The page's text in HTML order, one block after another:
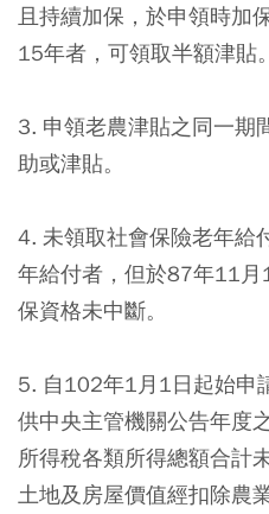
且持續加保，於申領時加
15年者，可領取半額津貼。
3. 申領老農津貼之同一期
助或津貼。
4. 未領取社會保險老年給
年給付者，但於87年11
保資格未中斷。
5. 自102年1月1日起始申
供中央主管機關公告年度
所得稅各類所得總額合計
土地及房屋價值經扣除農